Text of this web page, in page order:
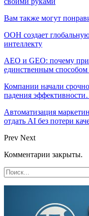
Вам также могут
ООН создает
интеллекту
AEO и GEO: почему
единственным
Компании начали
падения
Автоматизация
отдать AI без потери
Prev Next
Комментарии закрыты.